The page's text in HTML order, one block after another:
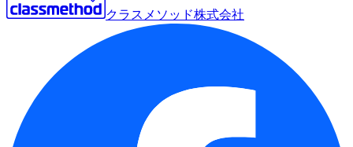
クラスメソッド株式会社